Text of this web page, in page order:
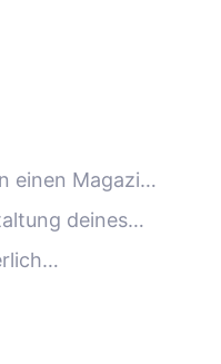
einen Magazin-
deines